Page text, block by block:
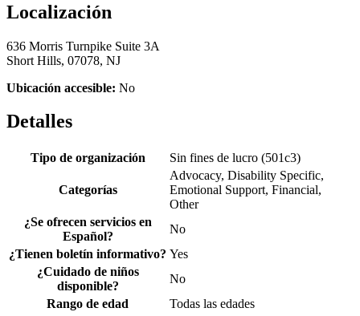
Localización
636 Morris Turnpike Suite 3A
Short Hills, 07078, NJ
Ubicación accesible: No
Detalles
Tipo de organización Sin fines de lucro (501c3)
Categorías
Advocacy, Disability Specific,
Emotional Support, Financial,
Other
¿Se ofrecen servicios en
Español?
No
¿Tienen boletín informativo? Yes
¿Cuidado de niños
disponible?
No
Rango de edad
Todas las edades